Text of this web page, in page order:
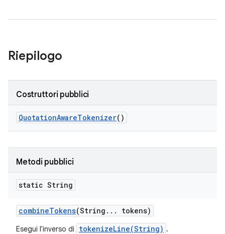
Riepilogo
Costruttori pubblici
QuotationAwareTokenizer()
Metodi pubblici
static String
combineTokens(String . . . tokens)
Esegui l'inverso di tokenizeLine(String) .